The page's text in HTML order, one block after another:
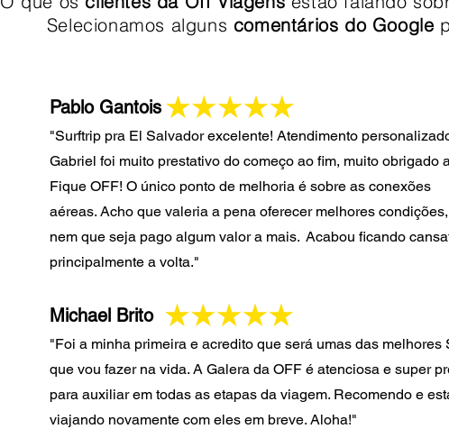
Selecionamos alguns comentários do Google
Pablo Gantois
"Surftrip pra El Salvador excelente! Atendimento
Gabriel foi muito prestativo do começo ao fim, muito obrigado
Fique OFF! O único ponto de melhoria é sobre as conexões
aéreas. Acho que valeria a pena oferecer melhores condições,
nem que seja pago algum valor a mais. Acabou ficando
principalmente a volta."
Michael Brito
"Foi a minha primeira e acredito que será umas das melhores
que vou fazer na vida. A Galera da OFF é atenciosa e super
para auxiliar em todas as etapas da viagem. Recomendo e
viajando novamente com eles em breve. Aloha!"